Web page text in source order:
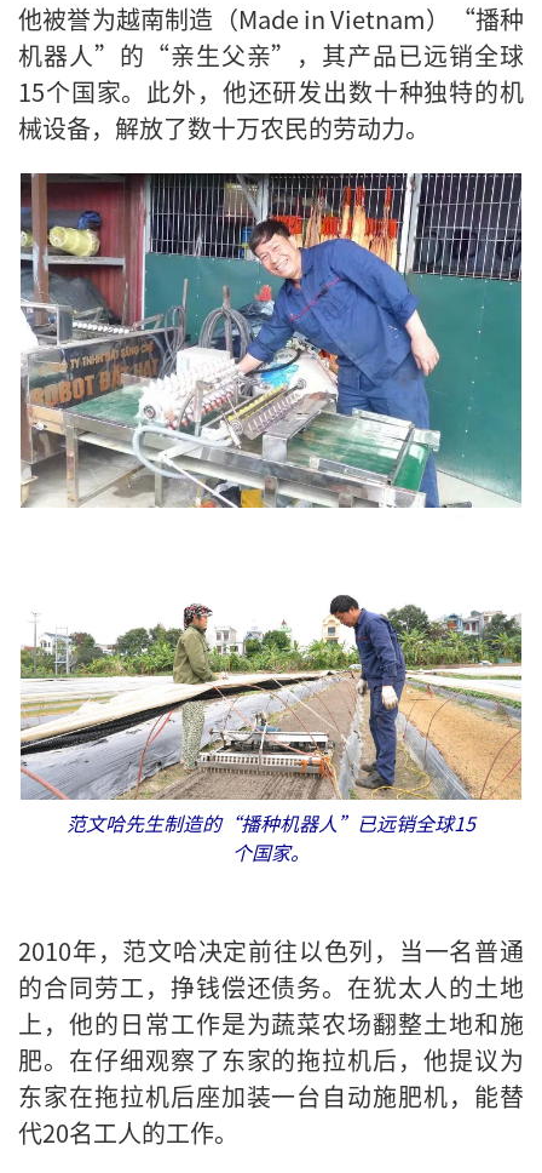
他被誉为越南制造（Made in Vietnam）“播种
机器人”的“亲生父亲”，其产品已远销全球
15个国家。此外，他还研发出数十种独特的机
械设备，解放了数十万农民的劳动力。
范文哈先生制造的“播种机器人”已远销全球15
个国家。
2010年，范文哈决定前往以色列，当一名普通
的合同劳工，挣钱偿还债务。在犹太人的土地
上，他的日常工作是为蔬菜农场翻整土地和施
肥。在仔细观察了东家的拖拉机后，他提议为
东家在拖拉机后座加装一台自动施肥机，能替
代20名工人的工作。